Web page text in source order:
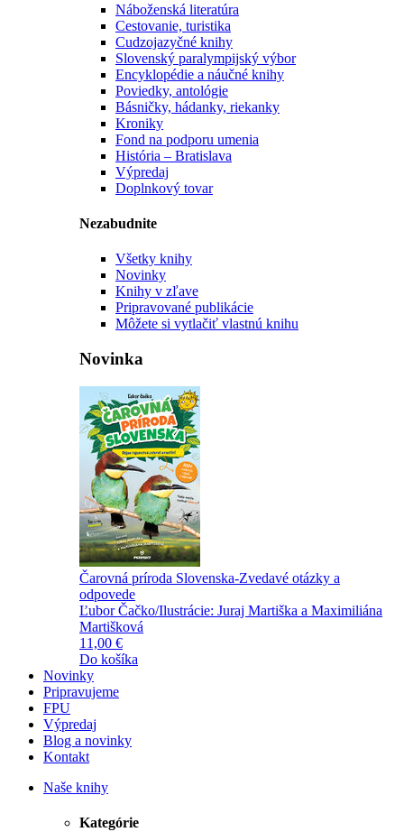
Náboženská literatúra
Cestovanie, turistika
Cudzojazyčné knihy
Slovenský paralympijský výbor
Encyklopédie a náučné knihy
Poviedky, antológie
Básničky, hádanky, riekanky
Kroniky
Fond na podporu umenia
História – Bratislava
Výpredaj
Doplnkový tovar
Nezabudnite
Všetky knihy
Novinky
Knihy v zľave
Pripravované publikácie
Môžete si vytlačiť vlastnú knihu
Novinka
Čarovná príroda Slovenska-Zvedavé otázky a
odpovede
Ľubor Čačko/Ilustrácie: Juraj Martiška a Maximiliána
Martišková
11,00 €
Do košíka
Novinky
Pripravujeme
FPU
Výpredaj
Blog a novinky
Kontakt
Naše knihy
Kategórie